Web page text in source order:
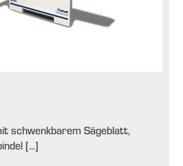
schwenkbarem Sägeblatt,
[...]